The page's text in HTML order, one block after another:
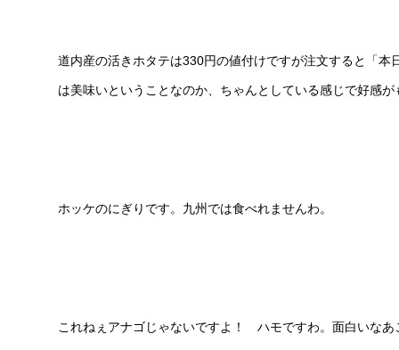
道内産の活きホタテは330円の値付けですが注文すると「
は美味いということなのか、ちゃんとしている感じで好感が
ホッケのにぎりです。九州では食べれませんわ。
これねぇアナゴじゃないですよ！ ハモですわ。面白いなあ